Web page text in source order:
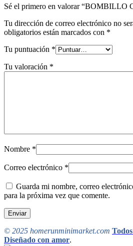
Sé el primero en valorar “BOMBILLO
Tu dirección de correo electrónico no
obligatorios están marcados con *
Tu puntuación *
Tu valoración *
Nombre *
Correo electrónico *
Guarda mi nombre, correo
para la próxima vez que comente.
© 2025 homerunminimarket.com
Diseñado con amor.